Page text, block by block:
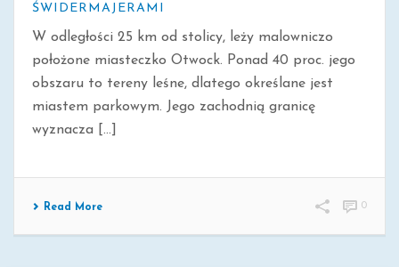
ŚWIDERMAJERAMI
W odległości 25 km od stolicy, leży malowniczo
położone miasteczko Otwock. Ponad 40 proc. jego
obszaru to tereny leśne, dlatego określane jest
miastem parkowym. Jego zachodnią granicę
wyznacza [...]
Read More 0